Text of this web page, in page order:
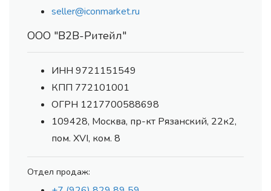
seller@iconmarket.ru
ООО "В2В-Ритейл"
ИНН 9721151549
КПП 772101001
ОГРН 1217700588698
109428, Москва, пр-кт Рязанский, 22к2,
пом. XVI, ком. 8
Отдел продаж: